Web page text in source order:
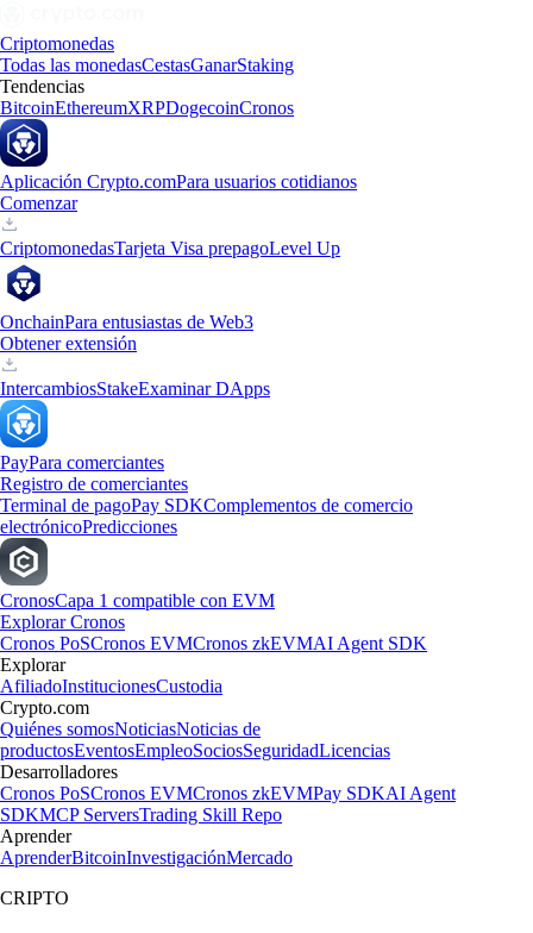
Criptomonedas
Todas las monedasCestasGanarStaking
Tendencias
BitcoinEthereumXRPDogecoinCronos
Aplicación Crypto.comPara usuarios cotidianos
Comenzar
CriptomonedasTarjeta Visa prepagoLevel Up
OnchainPara entusiastas de Web3
Obtener extensión
IntercambiosStakeExaminar DApps
PayPara comerciantes
Registro de comerciantes
Terminal de pagoPay SDKComplementos de comercio
electrónicoPredicciones
CronosCapa 1 compatible con EVM
Explorar Cronos
Cronos PoSCronos EVMCronos zkEVMAI Agent SDK
Explorar
AfiliadoInstitucionesCustodia
Crypto.com
Quiénes somosNoticiasNoticias de
productosEventosEmpleoSociosSeguridadLicencias
Desarrolladores
Cronos PoSCronos EVMCronos zkEVMPay SDKAI Agent
SDKMCP ServersTrading Skill Repo
Aprender
AprenderBitcoinInvestigaciónMercado
CRIPTO